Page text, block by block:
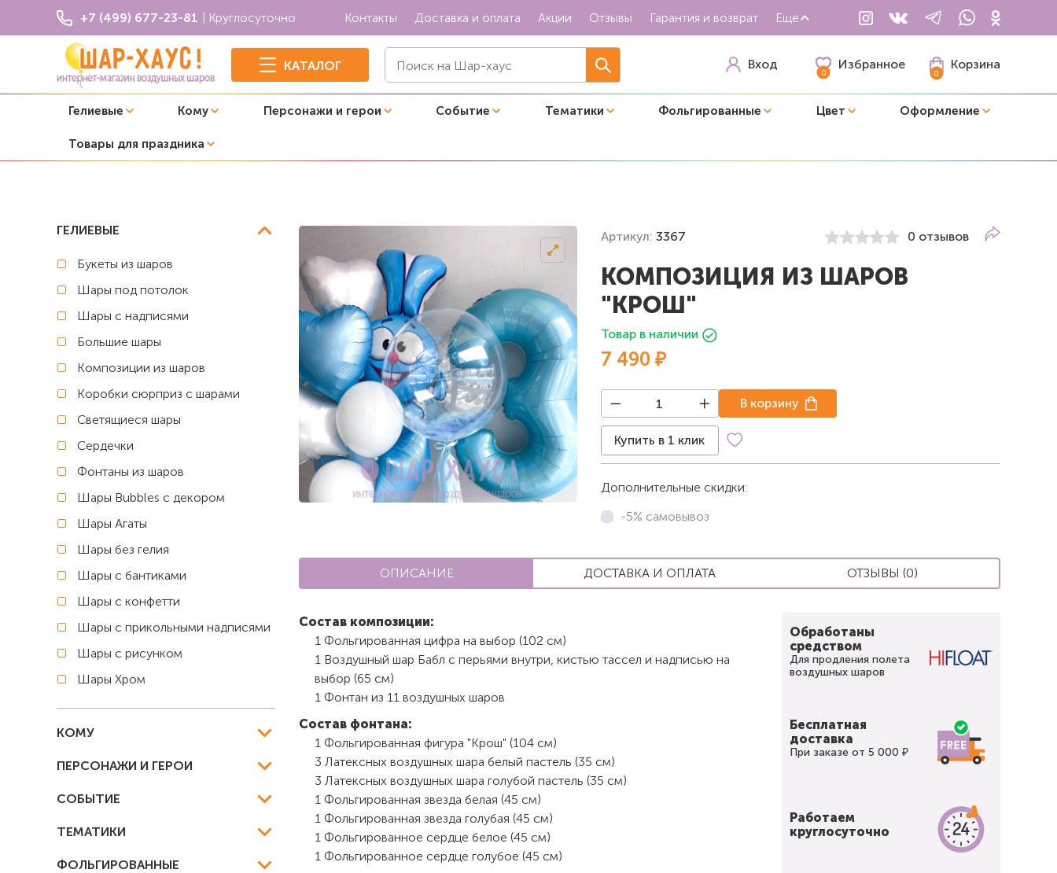
+7 (499) 677-23-81 | Круглосуточно Контакты Доставка и оплата Акции Отзывы Гарантия и возврат Еще
КАТАЛОГ Вход
0
Избранное
0
Корзина
Гелиевые Кому Персонажи и герои Событие Тематики Фольгированные Цвет Оформление
Товары для праздника
Смешарики
ГЕЛИЕВЫЕ
Букеты из шаров
Шары под потолок
Шары с надписями
Большие шары
Композиции из шаров
Коробки сюрприз с шарами
Светящиеся шары
Сердечки
Фонтаны из шаров
Шары Bubbles с декором
Шары Агаты
Шары без гелия
Шары с бантиками
Шары с конфетти
Шары с прикольными надписями
Шары с рисунком
Шары Хром
КОМУ
ПЕРСОНАЖИ И ГЕРОИ
СОБЫТИЕ
ТЕМАТИКИ
ФОЛЬГИРОВАННЫЕ
Артикул: 3367 0 отзывов
КОМПОЗИЦИЯ ИЗ ШАРОВ
"КРОШ"
Товар в наличии
7 490 ₽
Купить в 1 клик
В корзину
Дополнительные скидки:
-5% самовывоз
ОПИСАНИЕ ДОСТАВКА И ОПЛАТА ОТЗЫВЫ (0)
Состав композиции:
1 Фольгированная цифра на выбор (102 см)
1 Воздушный шар Бабл с перьями внутри, кистью тассел и надписью на
выбор (65 см)
1 Фонтан из 11 воздушных шаров
Состав фонтана:
1 Фольгированная фигура "Крош" (104 см)
3 Латексных воздушных шара белый пастель (35 см)
3 Латексных воздушных шара голубой пастель (35 см)
1 Фольгированная звезда белая (45 см)
1 Фольгированная звезда голубая (45 см)
1 Фольгированное сердце белое (45 см)
1 Фольгированное сердце голубое (45 см)
Обработаны
средством
Для продления полета
воздушных шаров
Бесплатная
доставка
При заказе от 5 000 ₽
Работаем
круглосуточно